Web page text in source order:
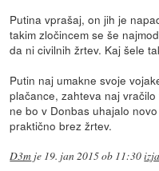
Putina vprašaj, on jih je
takim zločincem se še
da ni civilnih žrtev. Kaj šele
Putin naj umakne svoje
plačance, zahteva naj
ne bo v Donbas uhajalo
praktično brez žrtev.
D3m je 19. jan 2015 ob 11:30